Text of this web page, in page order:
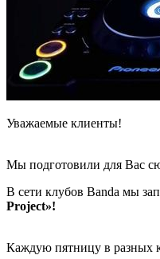
Уважаемые клиенты!
Мы подготовили для Вас
В сети клубов Banda мы
Project»!
Каждую пятницу в разных